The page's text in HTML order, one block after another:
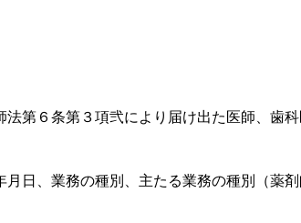
第６条第３項弐により届け出た医師、歯
日、業務の種別、主たる業務の種別（薬